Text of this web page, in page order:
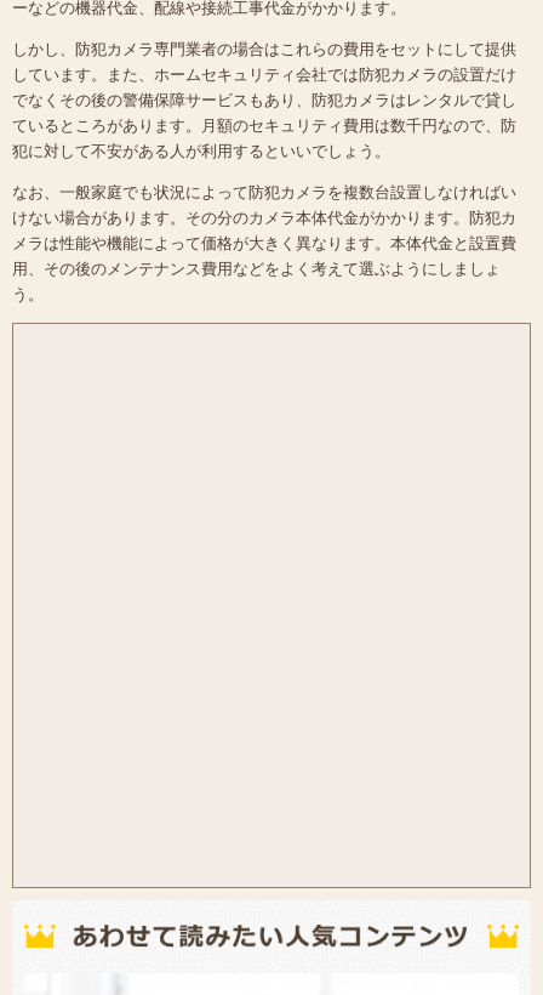
ーなどの機器代金、配線や接続工事代金がかかります。
しかし、防犯カメラ専門業者の場合はこれらの費用をセットにして提供
しています。また、ホームセキュリティ会社では防犯カメラの設置だけ
でなくその後の警備保障サービスもあり、防犯カメラはレンタルで貸し
ているところがあります。月額のセキュリティ費用は数千円なので、防
犯に対して不安がある人が利用するといいでしょう。
なお、一般家庭でも状況によって防犯カメラを複数台設置しなければい
けない場合があります。その分のカメラ本体代金がかかります。防犯カ
メラは性能や機能によって価格が大きく異なります。本体代金と設置費
用、その後のメンテナンス費用などをよく考えて選ぶようにしましょ
う。